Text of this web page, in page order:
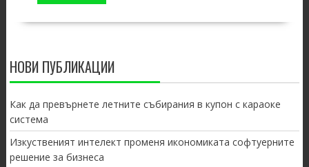
НОВИ ПУБЛИКАЦИИ
Как да превърнете летните събирания в купон с караоке
система
Изкуственият интелект променя икономиката софтуерните
решение за бизнеса